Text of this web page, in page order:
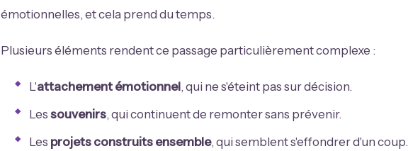
émotionnelles, et cela prend du temps.
Plusieurs éléments rendent ce passage particulièrement complexe :
L'attachement émotionnel, qui ne s'éteint pas sur décision.
Les souvenirs, qui continuent de remonter sans prévenir.
Les projets construits ensemble, qui semblent s'effondrer d'un coup.